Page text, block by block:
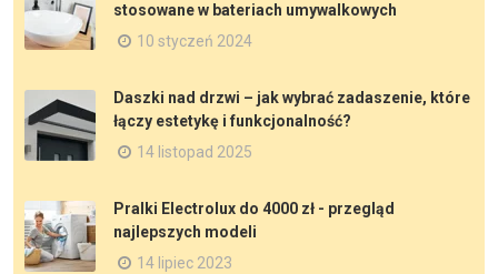
stosowane w bateriach umywalkowych
10 styczeń 2024
Daszki nad drzwi – jak wybrać zadaszenie, które
łączy estetykę i funkcjonalność?
14 listopad 2025
Pralki Electrolux do 4000 zł - przegląd
najlepszych modeli
14 lipiec 2023